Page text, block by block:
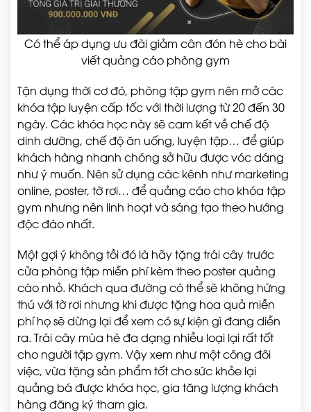
Có thể áp dụng ưu đãi giảm cân đón hè cho bài
viết quảng cáo phòng gym
Tận dụng thời cơ đó, phòng tập gym nên mở các
khóa tập luyện cấp tốc với thời lượng từ 20 đến 30
ngày. Các khóa học này sẽ cam kết về chế độ
dinh dưỡng, chế độ ăn uống, luyện tập… để giúp
khách hàng nhanh chóng sở hữu được vóc dáng
như ý muốn. Nên sử dụng các kênh như marketing
online, poster, tờ rơi… để quảng cáo cho khóa tập
gym nhưng nên linh hoạt và sáng tạo theo hướng
độc đáo nhất.
Một gợi ý không tồi đó là hãy tặng trái cây trước
cửa phòng tập miễn phí kèm theo poster quảng
cáo nhỏ. Khách qua đường có thể sẽ không hứng
thú với tờ rơi nhưng khi được tặng hoa quả miễn
phí họ sẽ dừng lại để xem có sự kiện gì đang diễn
ra. Trái cây mùa hè đa dạng nhiều loại lại rất tốt
cho người tập gym. Vậy xem như một công đôi
việc, vừa tặng sản phẩm tốt cho sức khỏe lại
quảng bá được khóa học, gia tăng lượng khách
hàng đăng ký tham gia.